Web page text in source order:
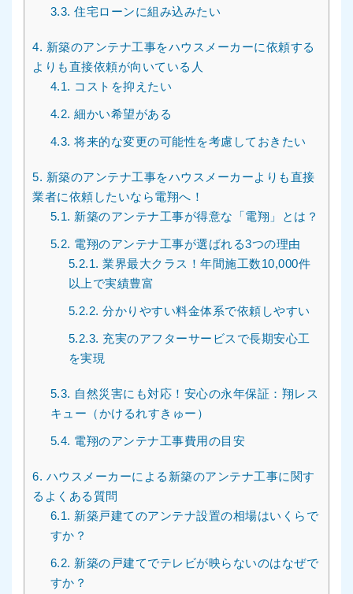
3.3. 住宅ローンに組み込みたい
4. 新築のアンテナ工事をハウスメーカーに依頼する
よりも直接依頼が向いている人
4.1. コストを抑えたい
4.2. 細かい希望がある
4.3. 将来的な変更の可能性を考慮しておきたい
5. 新築のアンテナ工事をハウスメーカーよりも直接
業者に依頼したいなら電翔へ！
5.1. 新築のアンテナ工事が得意な「電翔」とは？
5.2. 電翔のアンテナ工事が選ばれる3つの理由
5.2.1. 業界最大クラス！年間施工数10,000件
以上で実績豊富
5.2.2. 分かりやすい料金体系で依頼しやすい
5.2.3. 充実のアフターサービスで長期安心工
を実現
5.3. 自然災害にも対応！安心の永年保証：翔レス
キュー（かけるれすきゅー）
5.4. 電翔のアンテナ工事費用の目安
6. ハウスメーカーによる新築のアンテナ工事に関す
るよくある質問
6.1. 新築戸建てのアンテナ設置の相場はいくらで
すか？
6.2. 新築の戸建てでテレビが映らないのはなぜで
すか？